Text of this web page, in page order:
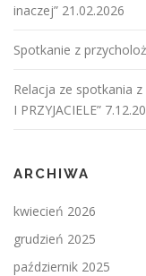
inaczej” 21.02.2026
Spotkanie z
Relacja ze spotkania
I PRZYJACIELE”
ARCHIWA
kwiecień 2026
grudzień 2025
październik 2025